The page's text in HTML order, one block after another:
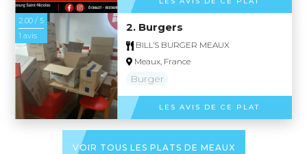
2.00 / 5
1 avis
2. Burgers
BILL’S BURGER MEAUX
Meaux, France
Burger
LES AVIS DE CE PLAT
VOIR TOUS LES PLATS DE MEAUX